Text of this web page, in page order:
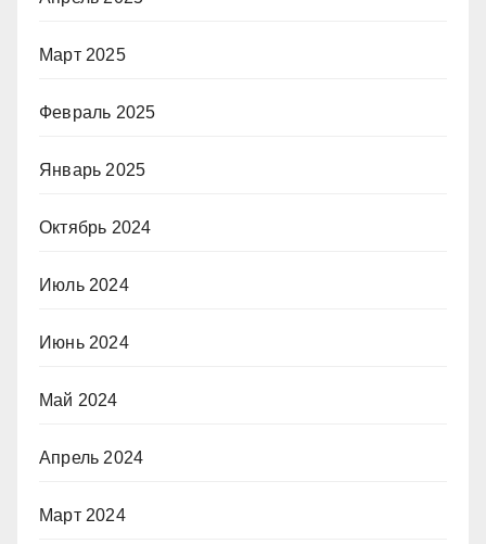
Март 2025
Февраль 2025
Январь 2025
Октябрь 2024
Июль 2024
Июнь 2024
Май 2024
Апрель 2024
Март 2024